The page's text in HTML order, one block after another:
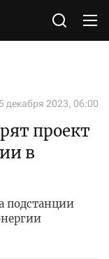
5 декабря 2023, 06:00
проект
в
подстанции